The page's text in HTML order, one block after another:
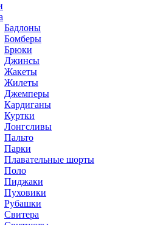
Бадлоны
Бомберы
Брюки
Джинсы
Жакеты
Жилеты
Джемперы
Кардиганы
Куртки
Лонгсливы
Пальто
Парки
Плавательные шорты
Поло
Пиджаки
Пуховики
Рубашки
Свитера